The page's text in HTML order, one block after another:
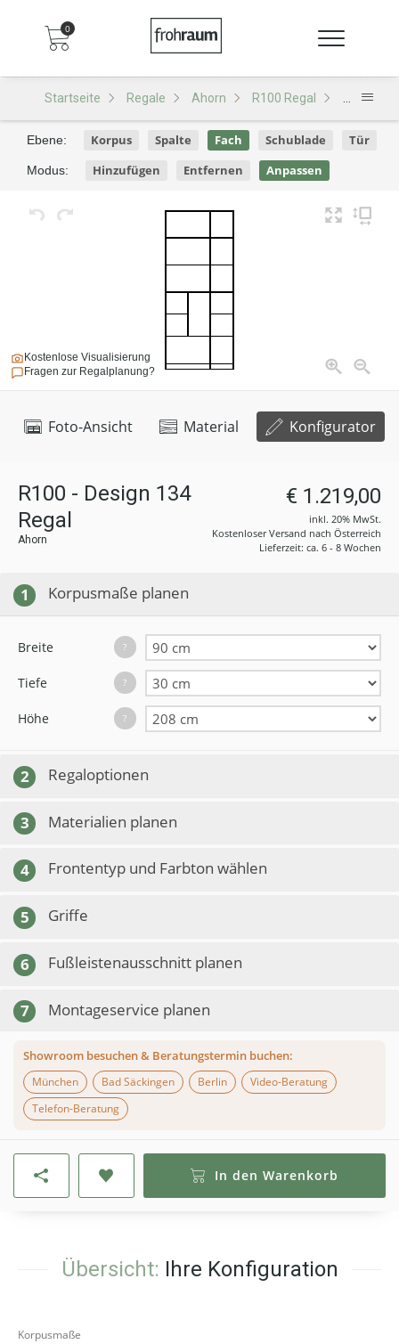
0
Startseite Regale Ahorn R100 Regal R100 -
Foto-Ansicht Material Konfigurator
Kostenlose Visualisierung
Fragen zur Regalplanung?
Ebene: Korpus Spalte Fach Schublade Tür
Modus: Hinzufügen Entfernen Anpassen
R100 - Design 134
Regal
Ahorn
€ 1.219,00
inkl. 20% MwSt.
Kostenloser Versand nach Österreich
Lieferzeit: ca. 6 - 8 Wochen
1 Korpusmaße planen
Breite ?
Tiefe ?
Höhe ?
2 Regaloptionen
3 Materialien planen
4 Frontentyp und Farbton wählen
5 Griffe
6 Fußleistenausschnitt planen
7 Montageservice planen
Showroom besuchen & Beratungstermin buchen:
München
Bad Säckingen Berlin
Video-Beratung
Telefon-Beratung
In den Warenkorb
Übersicht: Ihre Konfiguration
Korpusmaße